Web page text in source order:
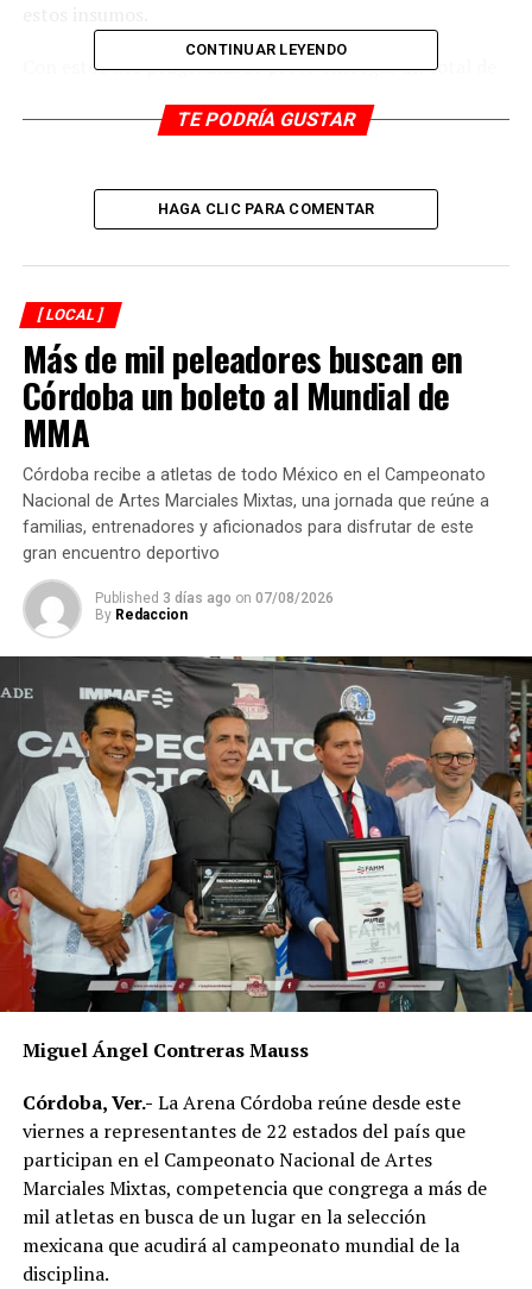
Con estos dos programas se prevé entregar un total de
semillas de frijol a 263 productores, y 50 toneladas de
Para que el beneficiario reciba este apoyo debe cumplir
con los siguientes requisitos: credencial del INE,
posesión del terreno.
Por su parte, el jefe de Fomento Agropecuario, Eduardo
Campos Ramos, detalló que previamente se hizo un
censo agrícola para conocer las necesidades reales del
de insumos se capacitará a los productores durante la
entrega de cal y semillas, así como para el tema de
injertos.
RELATED TOPICS:
DESPUÉS
Presenta Ayuntamiento proyecto para retiro de graffitis
ANTES
Viven domingo familiar en feria “Renace la Alegría”
CONTINUAR LEYENDO
TE PODRÍA GUSTAR
HAGA CLIC PARA COMENTAR
[ LOCAL ]
Más de mil peleadores buscan en
Córdoba un boleto al Mundial de
MMA
Córdoba recibe a atletas de todo México en el Campeonato
Nacional de Artes Marciales Mixtas, una jornada que reúne a
familias, entrenadores y aficionados para disfrutar de este
gran encuentro deportivo
Published 3 días ago on 07/08/2026
By Redaccion
Miguel Ángel Contreras Mauss
Córdoba, Ver.- La Arena Córdoba reúne desde este
viernes a representantes de 22 estados del país que
participan en el Campeonato Nacional de Artes
Marciales Mixtas, competencia que congrega a más de
mil atletas en busca de un lugar en la selección
mexicana que acudirá al campeonato mundial de la
disciplina.